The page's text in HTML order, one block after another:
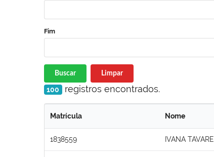
Fim
Buscar Limpar
100 registros encontrados.
Matrícula Nome
1838559 IVANA